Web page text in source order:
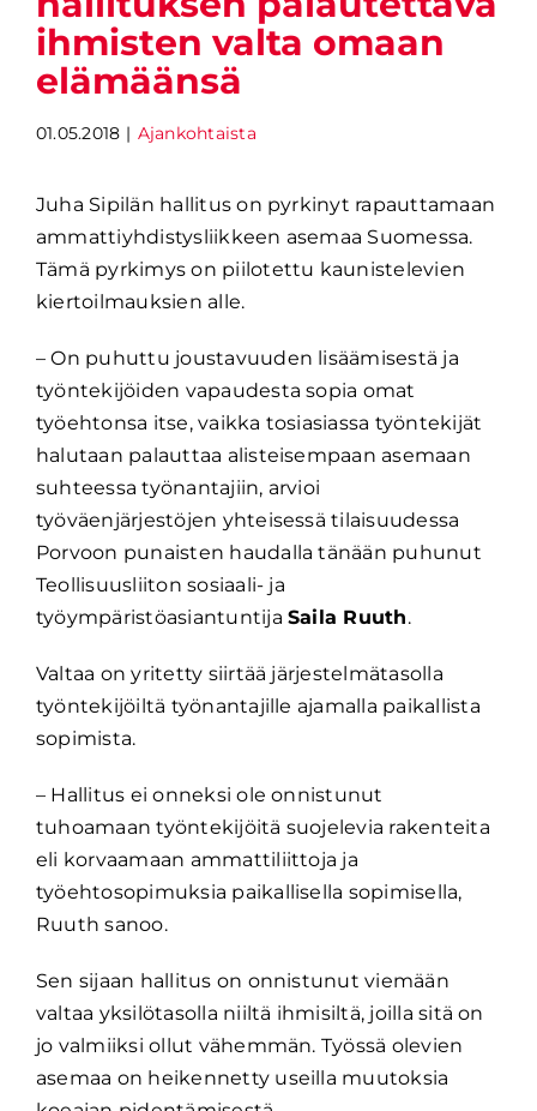
ihmisten valta omaan
elämäänsä
01.05.2018 | Ajankohtaista
Juha Sipilän hallitus on pyrkinyt rapauttamaan
ammattiyhdistysliikkeen asemaa Suomessa.
Tämä pyrkimys on piilotettu kaunistelevien
kiertoilmauksien alle.
– On puhuttu joustavuuden lisäämisestä ja
työntekijöiden vapaudesta sopia omat
työehtonsa itse, vaikka tosiasiassa työntekijät
halutaan palauttaa alisteisempaan asemaan
suhteessa työnantajiin, arvioi
työväenjärjestöjen yhteisessä tilaisuudessa
Porvoon punaisten haudalla tänään puhunut
Teollisuusliiton sosiaali- ja
työympäristöasiantuntijaSaila Ruuth.
Valtaa on yritetty siirtää järjestelmätasolla
työntekijöiltä työnantajille ajamalla paikallista
sopimista.
– Hallitus ei onneksi ole onnistunut
tuhoamaan työntekijöitä suojelevia rakenteita
eli korvaamaan ammattiliittoja ja
työehtosopimuksia paikallisella sopimisella,
Ruuth sanoo.
Sen sijaan hallitus on onnistunut viemään
valtaa yksilötasolla niiltä ihmisiltä, joilla sitä on
jo valmiiksi ollut vähemmän. Työssä olevien
asemaa on heikennetty useilla muutoksia